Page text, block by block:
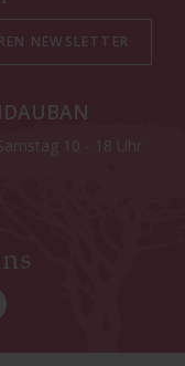
10 - 18 Uhr